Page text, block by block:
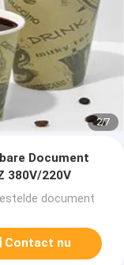
2/7
Document
380V/220V
document
Contact nu